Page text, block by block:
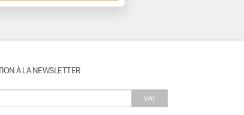
À LA NEWSLETTER
VA!